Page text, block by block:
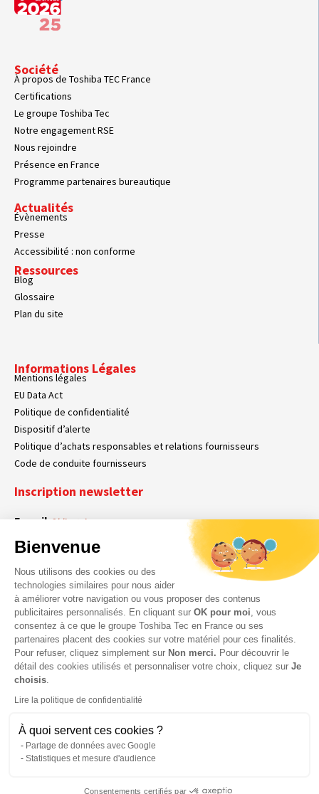
Société
À propos de Toshiba TEC France
Certifications
Le groupe Toshiba Tec
Notre engagement RSE
Nous rejoindre
Présence en France
Programme partenaires bureautique
Actualités
Évènements
Presse
Accessibilité : non conforme
Ressources
Blog
Glossaire
Plan du site
Informations Légales
Mentions légales
EU Data Act
Politique de confidentialité
Dispositif d’alerte
Politique d’achats responsables et relations fournisseurs
Code de conduite fournisseurs
Inscription newsletter
E-mailObligatoire
RGPD
Obligatoire
En cochant cette case, vous acceptez que Toshiba Tec France collecte vos
données personnelles. Pour plus d’informations sur notre politique en matière
de données personnelles,cliquez ici.Obligatoire
© 2026 Toshiba Tec France Imaging Systems – Tous droits
Bienvenue
Nous utilisons des cookies ou des
technologies similaires pour nous aider
à améliorer votre navigation ou vous proposer des contenus
publicitaires personnalisés. En cliquant sur OK pour moi , vous
consentez à ce que le groupe Toshiba Tec en France ou ses
partenaires placent des cookies sur votre matériel pour ces finalités.
Pour refuser, cliquez simplement sur Non merci. Pour découvrir le
détail des cookies utilisés et personnaliser votre choix, cliquez sur Je
choisis
Lire la politique de confidentialité
À quoi servent ces cookies ?
Partage de données avec Google
Statistiques et mesure d'audience
Consentements certifiés par